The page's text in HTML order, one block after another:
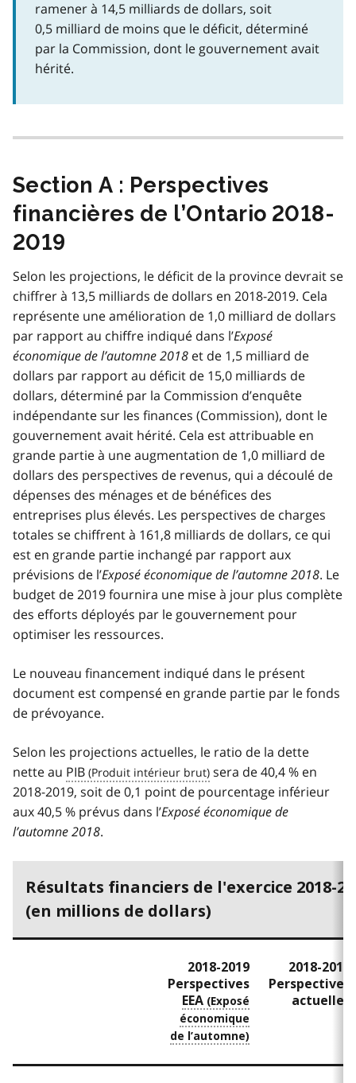
ramener à 14,5 milliards de dollars, soit
0,5 milliard de moins que le déficit, déterminé
par la Commission, dont le gouvernement avait
hérité.
Section A : Perspectives
financières de l’Ontario 2018-
2019
Selon les projections, le déficit de la province devrait se
chiffrer à 13,5 milliards de dollars en 2018-2019. Cela
représente une amélioration de 1,0 milliard de dollars
par rapport au chiffre indiqué dans l’Exposé
économique de l’automne 2018 et de 1,5 milliard de
dollars par rapport au déficit de 15,0 milliards de
dollars, déterminé par la Commission d’enquête
indépendante sur les finances (Commission), dont le
gouvernement avait hérité. Cela est attribuable en
grande partie à une augmentation de 1,0 milliard de
dollars des perspectives de revenus, qui a découlé de
dépenses des ménages et de bénéfices des
entreprises plus élevés. Les perspectives de charges
totales se chiffrent à 161,8 milliards de dollars, ce qui
est en grande partie inchangé par rapport aux
prévisions de l’Exposé économique de l’automne 2018. Le
budget de 2019 fournira une mise à jour plus complète
des efforts déployés par le gouvernement pour
optimiser les ressources.
Le nouveau financement indiqué dans le présent
document est compensé en grande partie par le fonds
de prévoyance.
Selon les projections actuelles, le ratio de la dette
nette au PIB
sera de 40,4 % en
2018-2019, soit de 0,1 point de pourcentage inférieur
aux 40,5 % prévus dans l’Exposé économique de
l’automne 2018.
Résultats financiers de l'exercice 2018-
(en millions de dollars)
2018-2019
Perspectives
EEA
2018-2019
Perspectives
actuelles